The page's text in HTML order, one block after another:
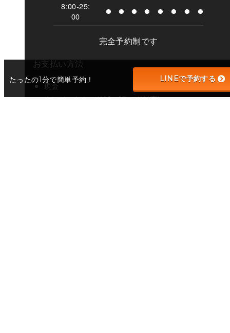
8:00-25:
00
⚫︎ ⚫︎ ⚫︎ ⚫︎ ⚫︎ ⚫︎ ⚫︎ ⚫︎
完全予約制です
お支払い方法
現金
クレジットカード(全ブランド対応)
たったの1分で簡単予約！ LINEで予約する